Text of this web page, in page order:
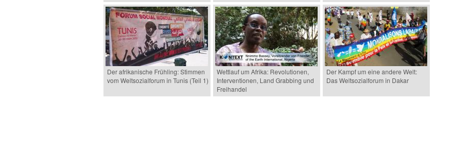
Der afrikanische Frühling: Stimmen
vom Weltsozialforum in Tunis (Teil 1)
Wettlauf um Afrika: Revolutionen,
Interventionen, Land Grabbing und
Freihandel
Der Kampf um eine andere Welt:
Das Weltsozialforum in Dakar